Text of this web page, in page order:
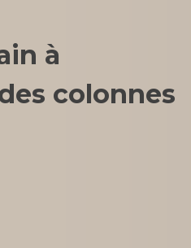
à
colonnes